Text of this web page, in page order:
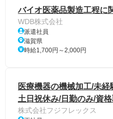
バイオ医薬品製造工程に
WDB株式会社
派遣社員
滋賀県
時給1,700円～2,000円
医療機器の機械加工/未
土日祝休み/日勤のみ/資
株式会社フジフレックス